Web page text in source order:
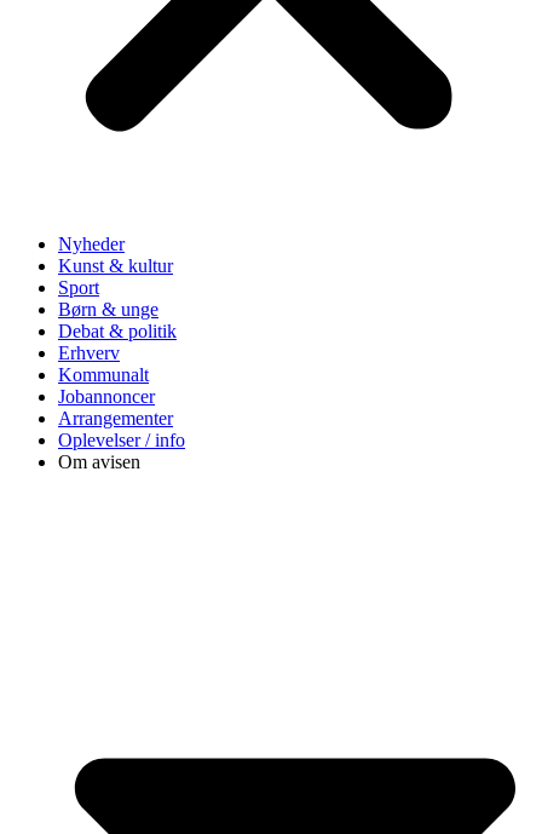
Nyheder
Kunst & kultur
Sport
Børn & unge
Debat & politik
Erhverv
Kommunalt
Jobannoncer
Arrangementer
Oplevelser / info
Om avisen